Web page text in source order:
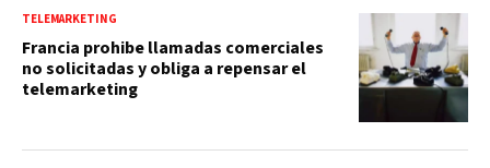
TELEMARKETING
Francia prohibe llamadas comerciales
no solicitadas y obliga a repensar el
telemarketing